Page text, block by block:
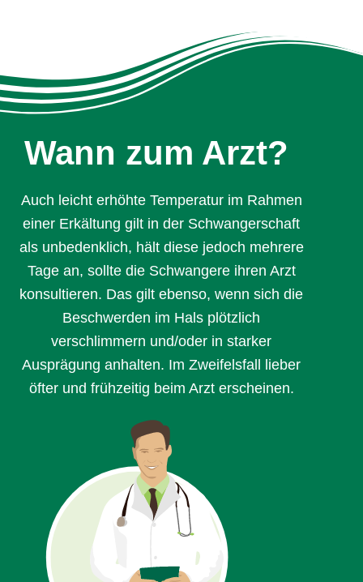
Wann zum Arzt?
Auch leicht erhöhte Temperatur im Rahmen
einer Erkältung gilt in der Schwangerschaft
als unbedenklich, hält diese jedoch mehrere
Tage an, sollte die Schwangere ihren Arzt
konsultieren. Das gilt ebenso, wenn sich die
Beschwerden im Hals plötzlich
verschlimmern und/oder in starker
Ausprägung anhalten. Im Zweifelsfall lieber
öfter und frühzeitig beim Arzt erscheinen.